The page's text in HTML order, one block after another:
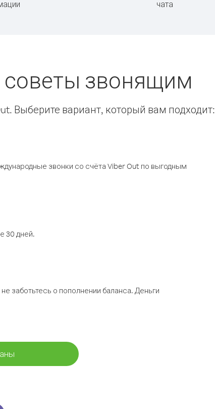
чата
советы звонящим
Выберите вариант, который вам подходит:
звонки со счёта Viber Out по выгодным
30 дней.
заботьтесь о пополнении баланса. Деньги